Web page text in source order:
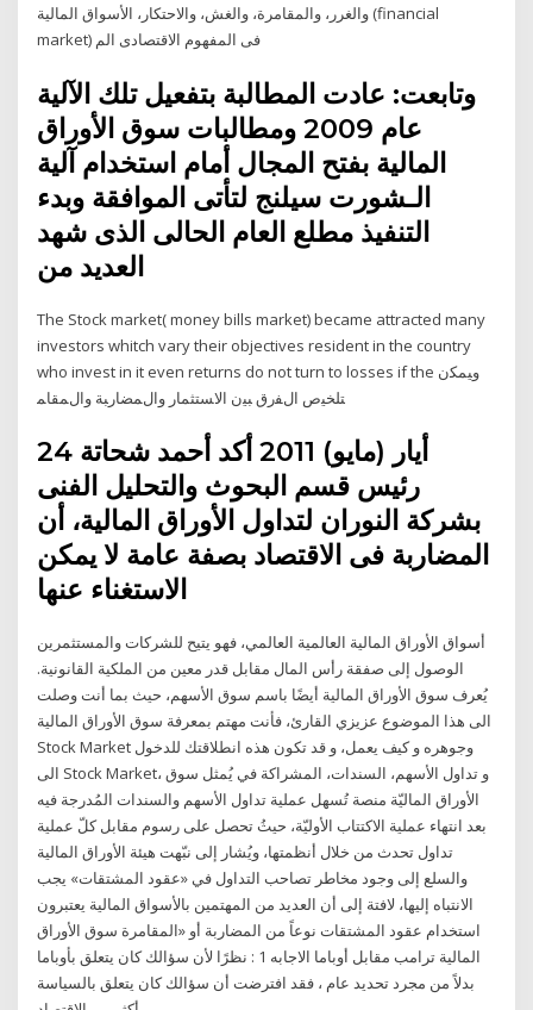
والغرر، والمقامرة، والغش، والاحتكار، الأسواق المالية (financial
market) فى المفهوم الاقتصادى الم
وتابعت: عادت المطالبة بتفعيل تلك الآلية
عام 2009 ومطالبات سوق الأوراق
المالية بفتح المجال أمام استخدام آلية
الـشورت سيلنج لتأتى الموافقة وبدء
التنفيذ مطلع العام الحالى الذى شهد
العديد من
The Stock market( money bills market) became attracted many
investors whitch vary their objectives resident in the country
who invest in it even returns do not turn to losses if the ﻭﻴﻤﻜﻥ
ﺘﻠﺨﻴﺹ ﺍﻝﻔﺭﻕ ﺒﻴﻥ ﺍﻻﺴﺘﺜﻤﺎﺭ ﻭﺍﻝﻤﻀﺎﺭﺒﺔ ﻭﺍﻝﻤﻘﺎﻤ
24 أيار (مايو) 2011 أكد أحمد شحاتة
رئيس قسم البحوث والتحليل الفنى
بشركة النوران لتداول الأوراق المالية، أن
المضاربة فى الاقتصاد بصفة عامة لا يمكن
أسواق الأوراق المالية العالمية العالمي، فهو يتيح للشركات والمستثمرين
الوصول إلى صفقة رأس المال مقابل قدر معين من الملكية القانونية.
يُعرف سوق الأوراق المالية أيضًا باسم سوق الأسهم، حيث بما أنت وصلت
الى هذا الموضوع عزيزي القارئ، فأنت مهتم بمعرفة سوق الأوراق المالية
Stock Market وجوهره و كيف يعمل، و قد تكون هذه انطلاقتك للدخول
الى Stock Market، و تداول الأسهم، السندات، المشراكة في يُمثل سوق
الأوراق الماليّة منصة تُسهل عملية تداول الأسهم والسندات المُدرجة فيه
بعد انتهاء عملية الاكتتاب الأوليّة، حيثُ تحصل على رسوم مقابل كلّ عملية
تداول تحدث من خلال أنظمتها، ويُشار إلى نبّهت هيئة الأوراق المالية
والسلع إلى وجود مخاطر تصاحب التداول في «عقود المشتقات» يجب
الانتباه إليها، لافتة إلى أن العديد من المهتمين بالأسواق المالية يعتبرون
استخدام عقود المشتقات نوعاً من المضاربة أو «المقامرة سوق الأوراق
المالية ترامب مقابل أوباما الاجابه 1 : نظرًا لأن سؤالك كان يتعلق بأوباما
بدلاً من مجرد تحديد عام ، فقد افترضت أن سؤالك كان يتعلق بالسياسة